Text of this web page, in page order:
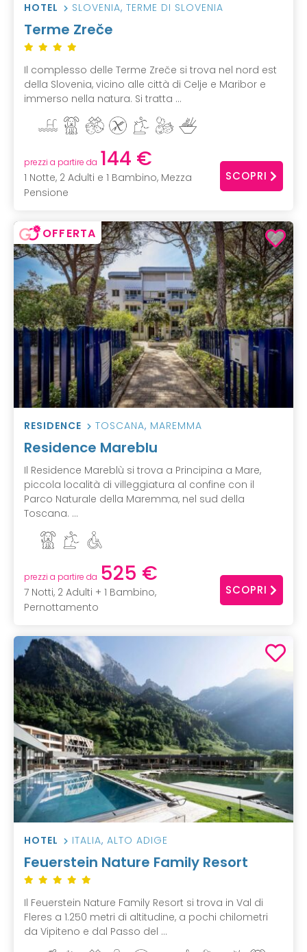
HOTEL SLOVENIA, TERME DI SLOVENIA
Terme Zreče
Il complesso delle Terme Zreče si trova nel nord est
della Slovenia, vicino alle città di Celje e Maribor e
immerso nella natura. Si tratta ...
prezzi a partire da 144 €
1 Notte, 2 Adulti e 1 Bambino, Mezza
Pensione
SCOPRI
OFFERTA
RESIDENCE TOSCANA, MAREMMA
Residence Mareblu
Il Residence Mareblù si trova a Principina a Mare,
piccola località di villeggiatura al confine con il
Parco Naturale della Maremma, nel sud della
Toscana. ...
prezzi a partire da 525 €
7 Notti, 2 Adulti + 1 Bambino,
Pernottamento
SCOPRI
HOTEL ITALIA, ALTO ADIGE
Feuerstein Nature Family Resort
Il Feuerstein Nature Family Resort si trova in Val di
Fleres a 1.250 metri di altitudine, a pochi chilometri
da Vipiteno e dal Passo del ...